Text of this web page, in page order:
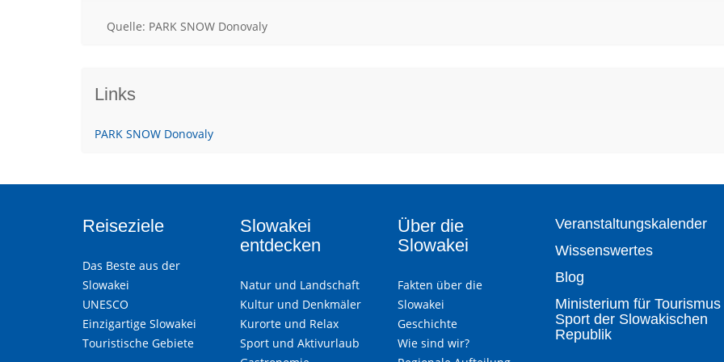
Quelle: PARK SNOW Donovaly
Links
PARK SNOW Donovaly
Reiseziele
Das Beste aus der
Slowakei
UNESCO
Einzigartige Slowakei
Touristische Gebiete
Slowakei
entdecken
Natur und Landschaft
Kultur und Denkmäler
Kurorte und Relax
Sport und Aktivurlaub
Über die
Slowakei
Fakten über die
Slowakei
Geschichte
Wie sind wir?
Veranstaltungskalender
Wissenswertes
Blog
Ministerium für
Sport der Slowakischen
Republik